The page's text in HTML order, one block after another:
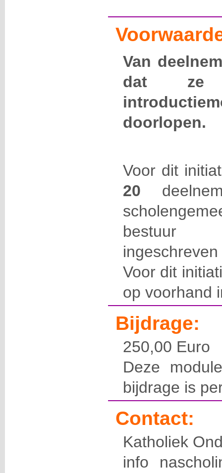
Van
dat ze
doorlopen.
Voor dit
20
bestuur
Voor dit
op voorhand
Bijdrage:
250,00 Euro
Deze
bijdrage is
Contact:
Katholiek
info